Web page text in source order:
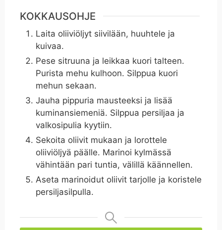
KOKKAUSOHJE
Laita oliiviöljyt siivilään, huuhtele ja
kuivaa.
Pese sitruuna ja leikkaa kuori talteen.
Purista mehu kulhoon. Silppua kuori
mehun sekaan.
Jauha pippuria mausteeksi ja lisää
kuminansiemeniä. Silppua persiljaa ja
valkosipulia kyytiin.
Sekoita oliivit mukaan ja lorottele
oliiviöljyä päälle. Marinoi kylmässä
vähintään pari tuntia, välillä käännellen.
Aseta marinoidut oliivit tarjolle ja koristele
persiljasilpulla.